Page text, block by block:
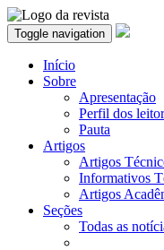
Toggle navigation
Início
Sobre
Apresentação
Perfil dos
Pauta
Artigos
Artigos
Informativos
Artigos
Seções
Todas as